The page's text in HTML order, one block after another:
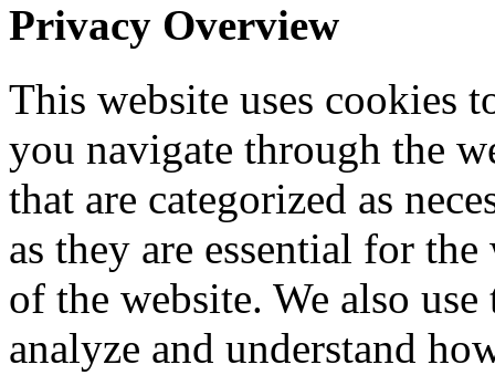
Privacy Overview
This website uses cookies
you navigate through the
that are categorized as
as they are essential for
of the website. We also
analyze and understand